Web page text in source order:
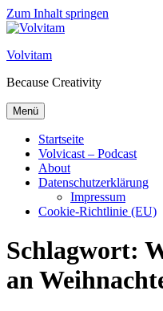
Zum Inhalt springen
Volvitam
Because Creativity
Menü
Startseite
Volvicast – Podcast
About
Datenschutzerklärung
Impressum
Cookie-Richtlinie (EU)
Schlagwort:
an